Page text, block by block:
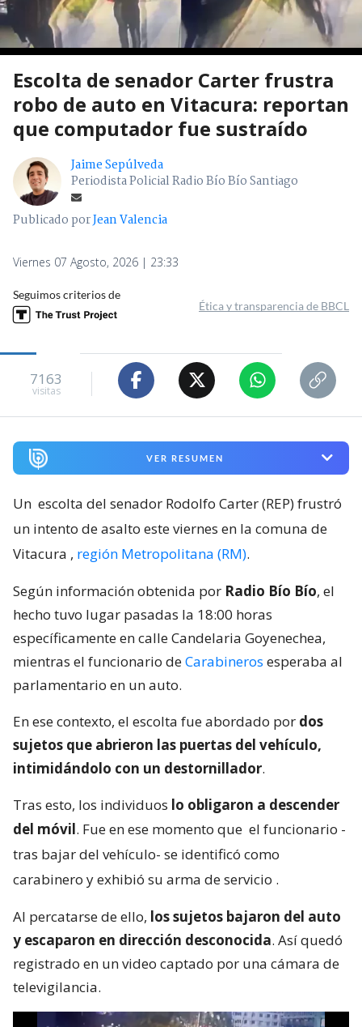
Escolta de senador Carter frustra
robo de auto en Vitacura: reportan
que computador fue sustraído
Jaime Sepúlveda
Periodista Policial Radio Bío Bío Santiago
Publicado porJean Valencia
Viernes 07 Agosto, 2026 | 23:33
Seguimos criterios de
Ética y transparencia de BBCL
7163
visitas
VER RESUMEN
Un escolta del senador Rodolfo Carter (REP) frustró
un intento de asalto este viernes en la comuna de
Vitacura , región Metropolitana (RM).
Según información obtenida por Radio Bío Bío, el
hecho tuvo lugar pasadas la 18:00 horas
específicamente en calle Candelaria Goyenechea,
mientras el funcionario deCarabineros esperaba al
parlamentario en un auto.
En ese contexto, el escolta fue abordado por dos
sujetos que abrieron las puertas del vehículo,
intimidándolo con un destornillador.
Tras esto, los individuos lo obligaron a descender
del móvil. Fue en ese momento que el funcionario -
tras bajar del vehículo- se identificó como
carabinero y exhibió su arma de servicio .
Al percatarse de ello, los sujetos bajaron del auto
y escaparon en dirección desconocida. Así quedó
registrado en un video captado por una cámara de
televigilancia.